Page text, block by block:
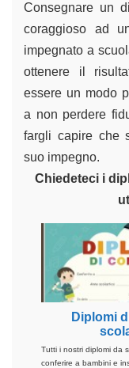
Consegnare un
coraggioso ad
impegnato a
ottenere il
essere un modo
a non perdere
fargli capire che
suo impegno.
Chiedeteci i
Diplomi
Tutti i nostri diplomi da
conferire a bambini e